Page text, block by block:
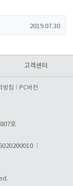
2019.07.30
고객센터
방침 PC버전
호